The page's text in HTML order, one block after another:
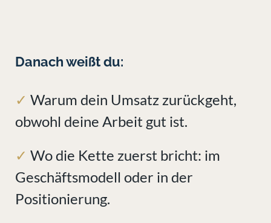
Danach weißt du:
✓ Warum dein Umsatz zurückgeht,
obwohl deine Arbeit gut ist.
✓ Wo die Kette zuerst bricht: im
Geschäftsmodell oder in der
Positionierung.